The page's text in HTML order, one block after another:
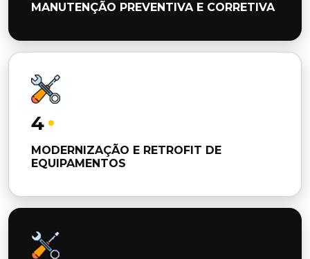
MANUTENÇÃO PREVENTIVA E CORRETIVA
4
MODERNIZAÇÃO E RETROFIT DE
EQUIPAMENTOS